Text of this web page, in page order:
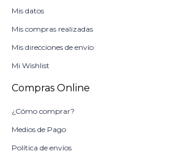
Mis datos
Mis compras realizadas
Mis direcciones de envío
Mi Wishlist
Compras Online
¿Cómo comprar?
Medios de Pago
Política de envíos